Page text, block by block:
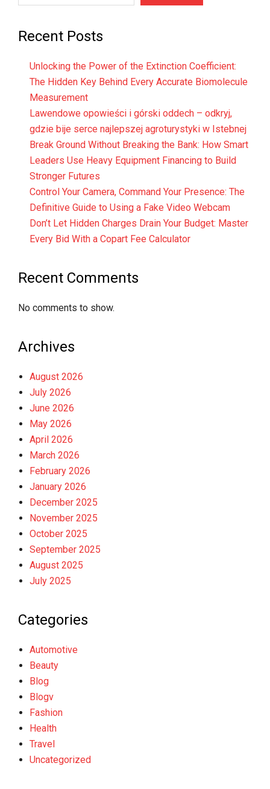
Recent Posts
Unlocking the Power of the Extinction Coefficient:
The Hidden Key Behind Every Accurate Biomolecule
Measurement
Lawendowe opowieści i górski oddech – odkryj,
gdzie bije serce najlepszej agroturystyki w Istebnej
Break Ground Without Breaking the Bank: How Smart
Leaders Use Heavy Equipment Financing to Build
Stronger Futures
Control Your Camera, Command Your Presence: The
Definitive Guide to Using a Fake Video Webcam
Don’t Let Hidden Charges Drain Your Budget: Master
Every Bid With a Copart Fee Calculator
Recent Comments
No comments to show.
Archives
August 2026
July 2026
June 2026
May 2026
April 2026
March 2026
February 2026
January 2026
December 2025
November 2025
October 2025
September 2025
August 2025
July 2025
Categories
Automotive
Beauty
Blog
Blogv
Fashion
Health
Travel
Uncategorized